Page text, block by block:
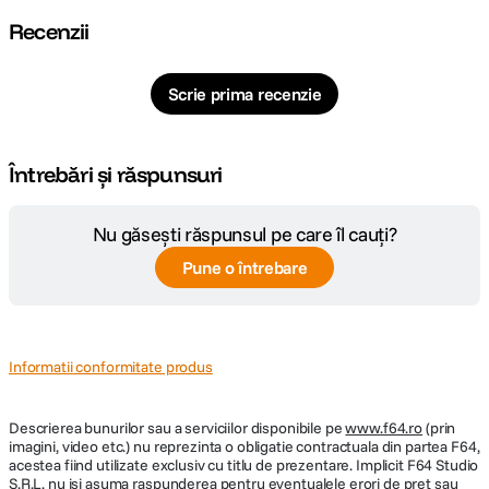
Materiale: plastic, aliaj de aluminiu, magneti
Dimensiuni pliat: 60 x 60 x 335 mm
Greutate neta: aproximativ 420 g
Greutate bruta: aproximativ 490 g
Capacitate de incarcare: 1.2 kg
Sisteme compatibile: iOS, Android, HarmonyOS
Raza control wireless: 10 m
DETALII PRODUCATOR
MT-44M S160
Recenzii
Scrie prima recenzie
Întrebări și răspunsuri
Nu găsești răspunsul pe care îl cauți?
Pune o întrebare
Informatii conformitate produs
Descrierea bunurilor sau a serviciilor disponibile pewww.f64.ro(prin
imagini, video etc.) nu reprezinta o obligatie contractuala din partea F64,
acestea fiind utilizate exclusiv cu titlu de prezentare. Implicit F64 Studio
S.R.L. nu isi asuma raspunderea pentru eventualele erori de pret sau